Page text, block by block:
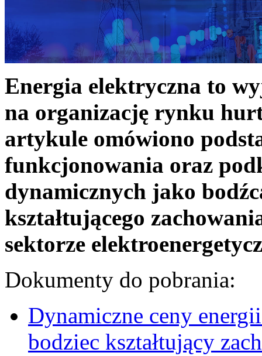
Energia elektryczna to
na organizację rynku
artykule omówiono
funkcjonowania oraz
dynamicznych jako
kształtującego
sektorze
Dokumenty do pobrania:
Dynamiczne ceny
bodziec kształtujący